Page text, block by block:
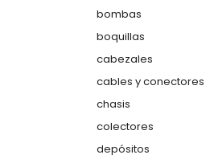
bombas
boquillas
cabezales
cables y conectores
chasis
colectores
depósitos